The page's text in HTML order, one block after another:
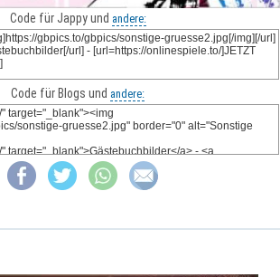
Code für Jappy und andere:
Code für Blogs und andere: